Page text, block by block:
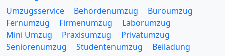
Umzugsservice Behördenumzug
Büroumzug
Fernumzug
Firmenumzug
Laborumzug
Mini Umzug
Praxisumzug
Privatumzug
Seniorenumzug
Studentenumzug
Beiladung